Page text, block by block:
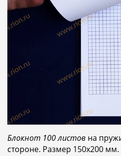
Блокнот 100 листов на
стороне. Размер 150х200 мм.